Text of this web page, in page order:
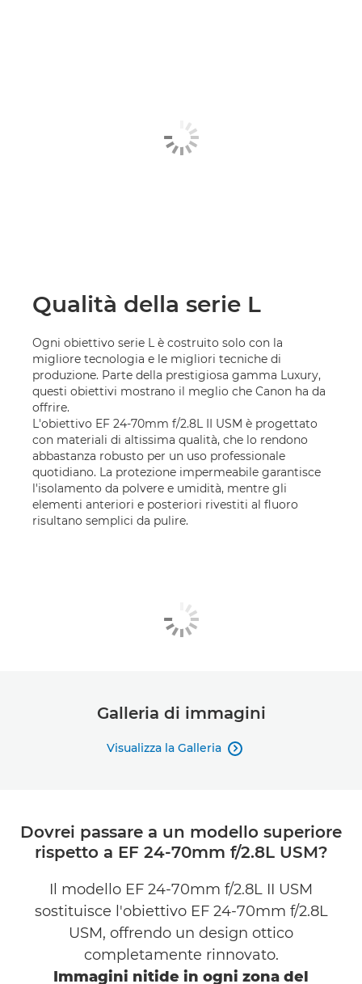
Qualità della serie L
Ogni obiettivo serie L è costruito solo con la
migliore tecnologia e le migliori tecniche di
produzione. Parte della prestigiosa gamma Luxury,
questi obiettivi mostrano il meglio che Canon ha da
offrire.
L'obiettivo EF 24-70mm f/2.8L II USM è progettato
con materiali di altissima qualità, che lo rendono
abbastanza robusto per un uso professionale
quotidiano. La protezione impermeabile garantisce
l'isolamento da polvere e umidità, mentre gli
elementi anteriori e posteriori rivestiti al fluoro
risultano semplici da pulire.
Galleria di immagini
Visualizza la Galleria 
Dovrei passare a un modello superiore
rispetto a EF 24-70mm f/2.8L USM?
Il modello EF 24-70mm f/2.8L II USM
sostituisce l'obiettivo EF 24-70mm f/2.8L
USM, offrendo un design ottico
completamente rinnovato.
Immagini nitide in ogni zona del